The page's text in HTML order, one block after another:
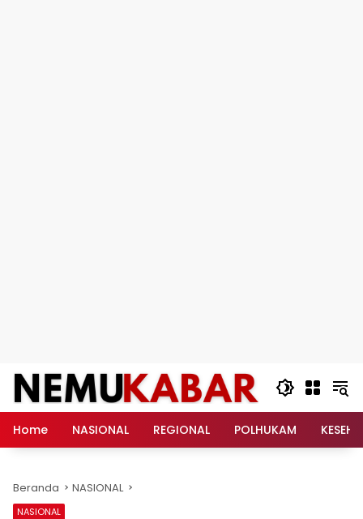
Langsung
konten
Home
NASIONAL REGIONAL POLHUKAM
Beranda NASIONAL
NASIONAL